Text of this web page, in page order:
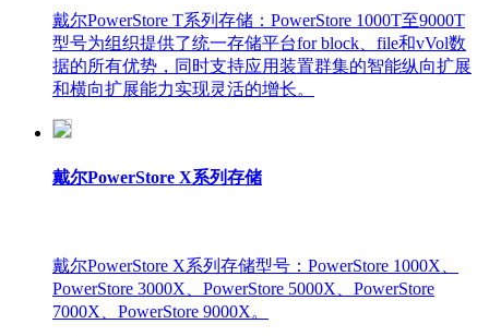
戴尔PowerStore T系列存储：PowerStore 1000T至9000T
型号为组织提供了统一存储平台for block、file和vVol数
据的所有优势，同时支持应用装置群集的智能纵向扩展
和横向扩展能力实现灵活的增长。
戴尔PowerStore X系列存储
戴尔PowerStore X系列存储型号：PowerStore 1000X、
PowerStore 3000X、PowerStore 5000X、PowerStore
7000X、PowerStore 9000X。